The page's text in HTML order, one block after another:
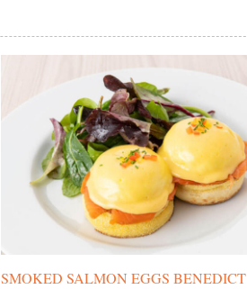
SMOKED SALMON EGGS BENEDICT